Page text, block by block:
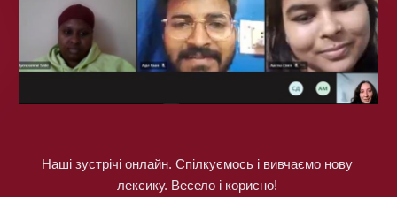
Наші зустрічі онлайн. Спілкуємось і вивчаємо нову
лексику. Весело і корисно!